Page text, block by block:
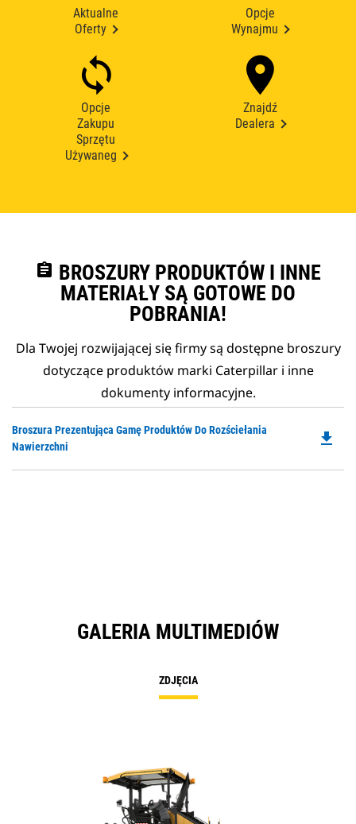
Aktualne
Oferty
Opcje
Wynajmu
Opcje
Zakupu
Sprzętu
Używaneg
Znajdź
Dealera
assignment BROSZURY PRODUKTÓW I INNE
MATERIAŁY SĄ GOTOWE DO
POBRANIA!
Dla Twojej rozwijającej się firmy są dostępne broszury
dotyczące produktów marki Caterpillar i inne
dokumenty informacyjne.
Broszura Prezentująca Gamę Produktów Do Rozściełania
Nawierzchni
file_download
GALERIA MULTIMEDIÓW
ZDJĘCIA